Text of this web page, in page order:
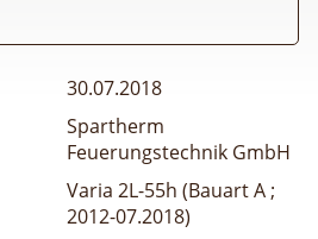
30.07.2018
Spartherm
Feuerungstechnik GmbH
Varia 2L-55h (Bauart A ;
2012-07.2018)